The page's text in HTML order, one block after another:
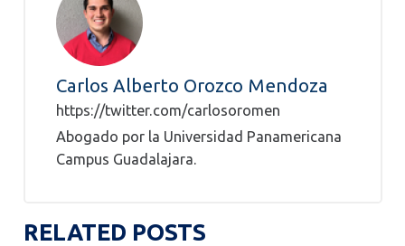
Carlos Alberto Orozco Mendoza
https://twitter.com/carlosoromen
Abogado por la Universidad Panamericana
Campus Guadalajara.
RELATED POSTS